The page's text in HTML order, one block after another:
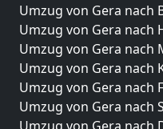
Umzug von Gera nach
Umzug von Gera nach
Umzug von Gera nach
Umzug von Gera nach
Umzug von Gera nach
Umzug von Gera nach
Umzug von Gera nach